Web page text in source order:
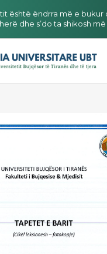
është ëndrra më e bukur
dhe s’do ta shikosh më